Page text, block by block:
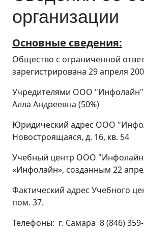
организации
Основные сведения:
Общество с ограниченной
зарегистрирована 29 апреля
Учредителями ООО "Инфолайн"
Алла Андреевна (50%)
Юридический адрес ООО
Новостроящаяся, д. 16, кв. 54
Учебный центр ООО
«Инфолайн», созданным 22
Фактический адрес Учебного
пом. 37.
Телефоны: г. Самара 8 (846)